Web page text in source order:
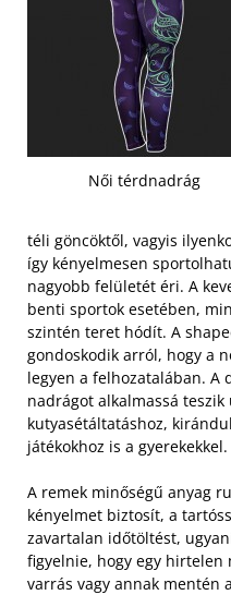
Női térdnadrág
téli göncöktől, vagyis
így kényelmesen
nagyobb felületét éri. A
benti sportok esetében,
szintén teret hódít. A
gondoskodik arról, hogy a
legyen a felhozatalában. A
nadrágot alkalmassá
kutyasétáltatáshoz,
játékokhoz is a gyerekekkel.
A remek minőségű anyag
kényelmet biztosít, a
zavartalan időtöltést,
figyelnie, hogy egy hirtelen
varrás vagy annak mentén